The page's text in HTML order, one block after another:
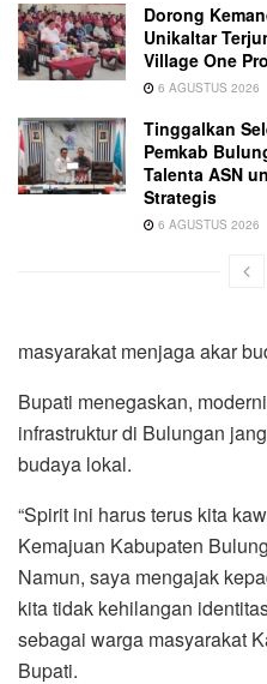
Dorong
Unikaltar
Village One
6 AGUSTUS 2026
Tinggalkan
Pemkab
Talenta ASN
Strategis
6 AGUSTUS 2026
masyarakat menjaga akar
Bupati menegaskan,
infrastruktur di Bulungan
budaya lokal.
“Spirit ini harus terus kita
Kemajuan Kabupaten
Namun, saya mengajak
kita tidak kehilangan
sebagai warga masyarakat
Bupati.